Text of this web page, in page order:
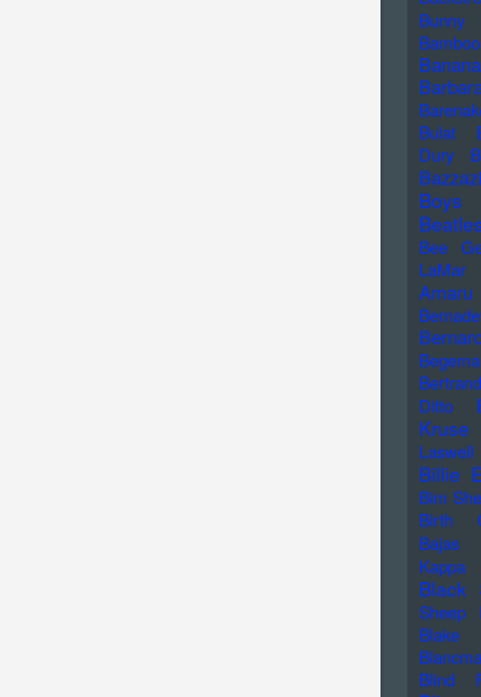
Bunny
Bulat
Dury
Boys
Bee
LaMar
Amaru
Ditto
Kruse
Laswell
Billie
Bim
Birth
Bajas
Kappa
Black
Sheep
Blind